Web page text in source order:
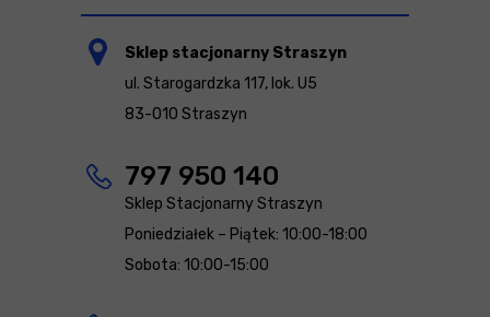
Sklep stacjonarny Straszyn
ul. Starogardzka 117, lok. U5
83-010 Straszyn
797 950 140
Sklep Stacjonarny Straszyn
Poniedziałek – Piątek: 10:00-18:00
Sobota: 10:00-15:00